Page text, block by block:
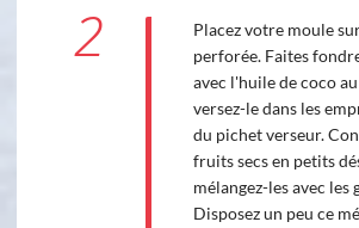
2
Placez votre moule
perforée. Faites
avec l'huile de coco
versez-le dans les
du pichet verseur.
fruits secs en petits
mélangez-les avec les
Disposez un peu ce